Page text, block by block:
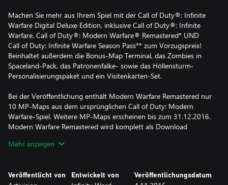
Machen Sie mehr aus Ihrem Spiel mit der Call of Duty®: Infinite
Warfare Digital Deluxe Edition, inklusive Call of Duty®: Infinite
Warfare, Call of Duty®: Modern Warfare® Remastered* UND
Call of Duty: Infinite Warfare Season Pass** zum Vorzugspreis!
Beinhaltet außerdem die Bonus-Map Terminal, das Zombies in
Spaceland-Pack, das Patronenfalke- sowie das Höllensturm-
Personalisierungspaket und ein Visitenkarten-Set.
Bei der Veröffentlichung enthält Modern Warfare Remastered nur
10 MP-Maps aus dem ursprünglichen Call of Duty: Modern
Warfare-Spiel. Weitere MP-Maps erscheinen bis zum 31.12.2016.
Modern Warfare Remastered wird komplett als Download
Weitere Informationen sind auf www.callofduty.com/MWR_FAQ
SEASON PASS ANGEBOT: Sie erhalten beim Kauf 10 seltene
Mehr anzeigen
Veröffentlicht von Entwickelt von Veröffentlichungsdatum